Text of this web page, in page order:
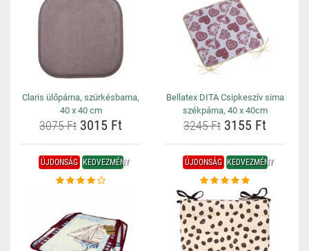
Claris ülőpárna, szürkésbarna,
40 x 40 cm
3075 Ft 3015 Ft
Bellatex DITA Csipkeszív sima
székpárna, 40 x 40cm
3245 Ft 3155 Ft
ÚJDONSÁG KEDVEZMÉNY ÚJDONSÁG KEDVEZMÉNY